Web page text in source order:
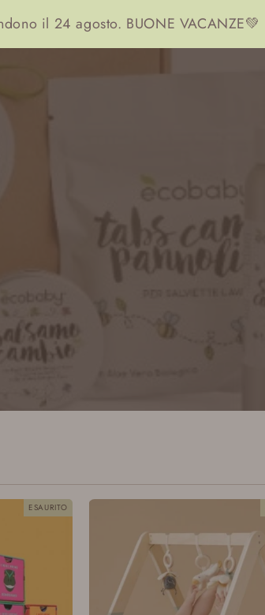
il 24 agosto. BUONE VACANZE💚
ESAURITO